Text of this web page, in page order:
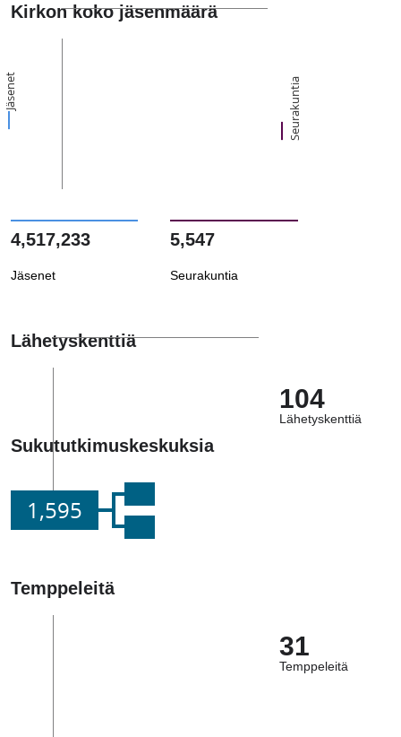
Kirkon koko jäsenmäärä
Jäsenet Seurakuntia
4,517,233
Jäsenet
5,547
Seurakuntia
Lähetyskenttiä
104
Lähetyskenttiä
Sukututkimuskeskuksia
1,595
Temppeleitä
31
Temppeleitä